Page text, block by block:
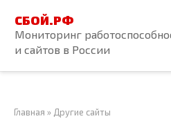
контенту
СБОЙ.РФ
Мониторинг
и сайтов в России
Главная » Другие сайты